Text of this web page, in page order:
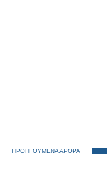
ΠΡΟΗΓΟΥΜΕΝΑ ΑΡΘΡΑ